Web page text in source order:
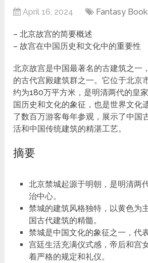
April 16, 2024 Fantasy
– 北京故宫的简要概述
– 故宫在中国历史和文化中的重要性
北京故宫是中国最著名的古建筑之一
的古代宫殿建筑群之一。它位于北京
约为180万平方米，是明清两代的皇
国历史和文化的象征，也是世界文化
了数百万游客每年参观，展示了中国
活和中国传统建筑的精湛工艺。
摘要
北京禁城起源于明朝，是明清两
治中心。
禁城的建筑风格独特，以黄色为
国古代建筑的精髓。
禁城是中国文化的象征之一，代
宫廷生活充满仪式感，帝后和宫
着严格的规定和礼仪。